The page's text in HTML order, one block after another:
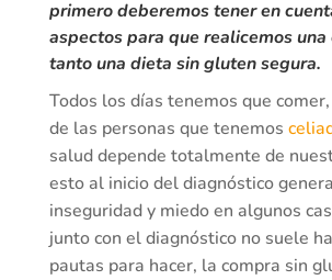
primero deberemos tener en
aspectos para que realicemos
tanto una dieta sin gluten segura.
Todos los días tenemos que
de las personas que tenemos
salud depende totalmente de
esto al inicio del diagnóstico
inseguridad y miedo en algunos
junto con el diagnóstico no suele
pautas para hacer, la compra sin